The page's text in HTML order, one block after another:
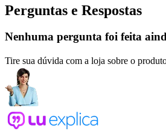
Perguntas e Respostas
Nenhuma pergunta foi feita
Tire sua dúvida com a loja sobre o